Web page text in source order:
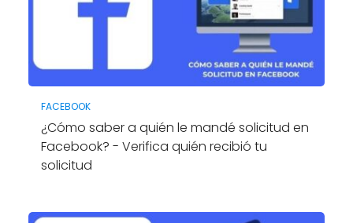
FACEBOOK
¿Cómo saber a quién le mandé solicitud en
Facebook? - Verifica quién recibió tu
solicitud